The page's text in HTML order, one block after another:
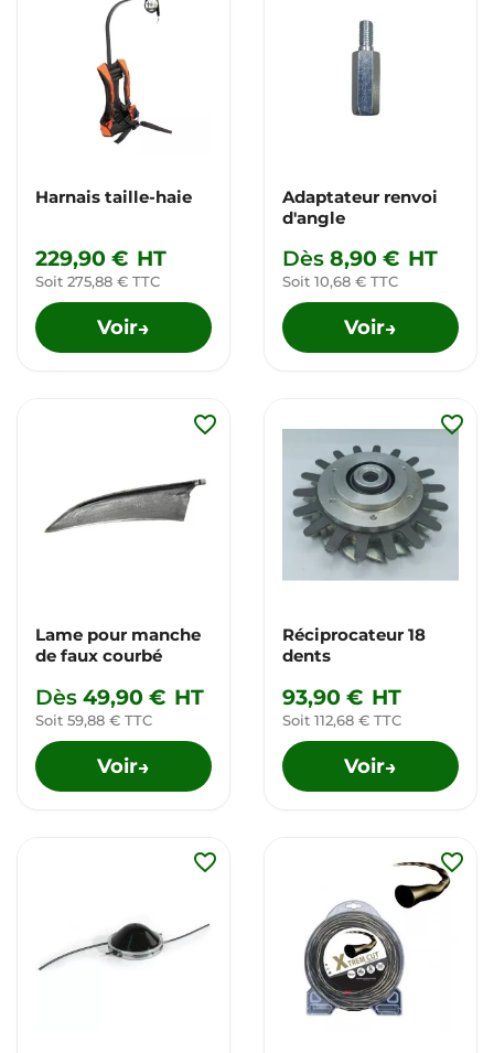
Harnais taille-haie
229,90 € HT
Soit 275,88 € TTC
Voir→
Adaptateur renvoi
d'angle
Dès 8,90 € HT
Soit 10,68 € TTC
Voir→
Lame pour manche
de faux courbé
Dès 49,90 € HT
Soit 59,88 € TTC
Voir→
favorite_border
Réciprocateur 18
dents
93,90 € HT
Soit 112,68 € TTC
Voir→
favorite_border
favorite_border favorite_border